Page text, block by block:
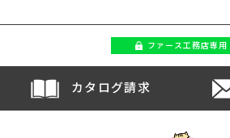
ファース工務店専用
カタログ請求